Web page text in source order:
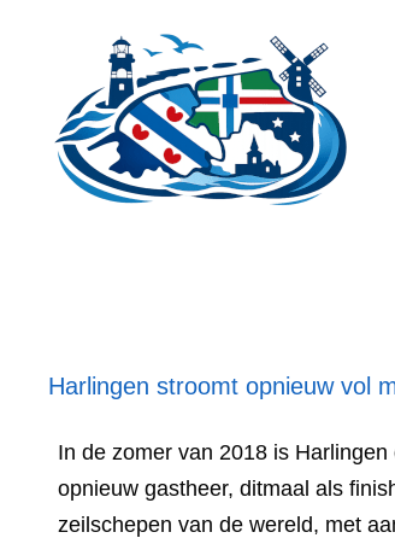
inhoud
Harlingen stroomt opnieuw vol
In de zomer van 2018 is
opnieuw gastheer, ditmaal als
zeilschepen van de wereld, met